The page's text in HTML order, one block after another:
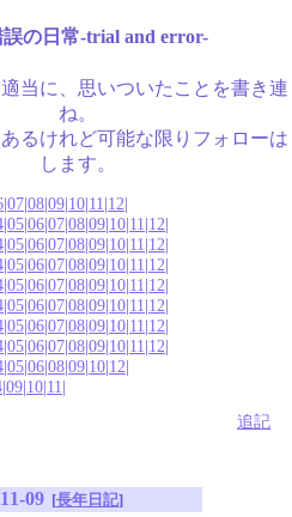
の日常-trial and error-
当に、思いついたことを書き連
ね。
るけれど可能な限りフォローは
します。
|07|08|09|10|11|12|
|05|06|07|08|09|10|11|12|
|05|06|07|08|09|10|11|12|
|05|06|07|08|09|10|11|12|
|05|06|07|08|09|10|11|12|
|05|06|07|08|09|10|11|12|
|05|06|07|08|09|10|11|12|
|05|06|07|08|09|10|11|12|
|05|06|08|09|10|12|
|09|10|11|
追記
09 [長年日記]